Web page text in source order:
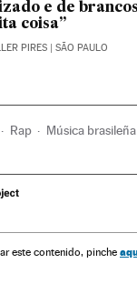
e de
coisa”
PIRES | SÃO PAULO
Rap Música brasileña
pop
este contenido, pinche